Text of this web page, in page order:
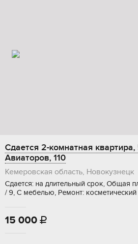
Сдается 2-комнатная
Авиаторов, 110
Кемеровская область, Новокузнецк
Сдается: на длительный срок, Общая
/ 9, С мебелью, Ремонт: косметический
15 000 